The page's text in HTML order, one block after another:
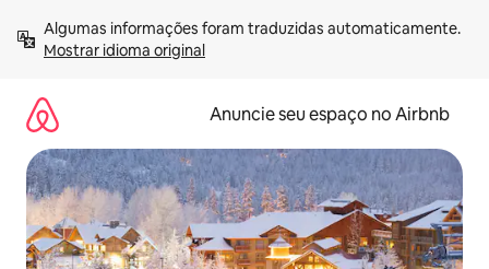
para
Mostrar idioma original
Anuncie seu espaço no Airbnb